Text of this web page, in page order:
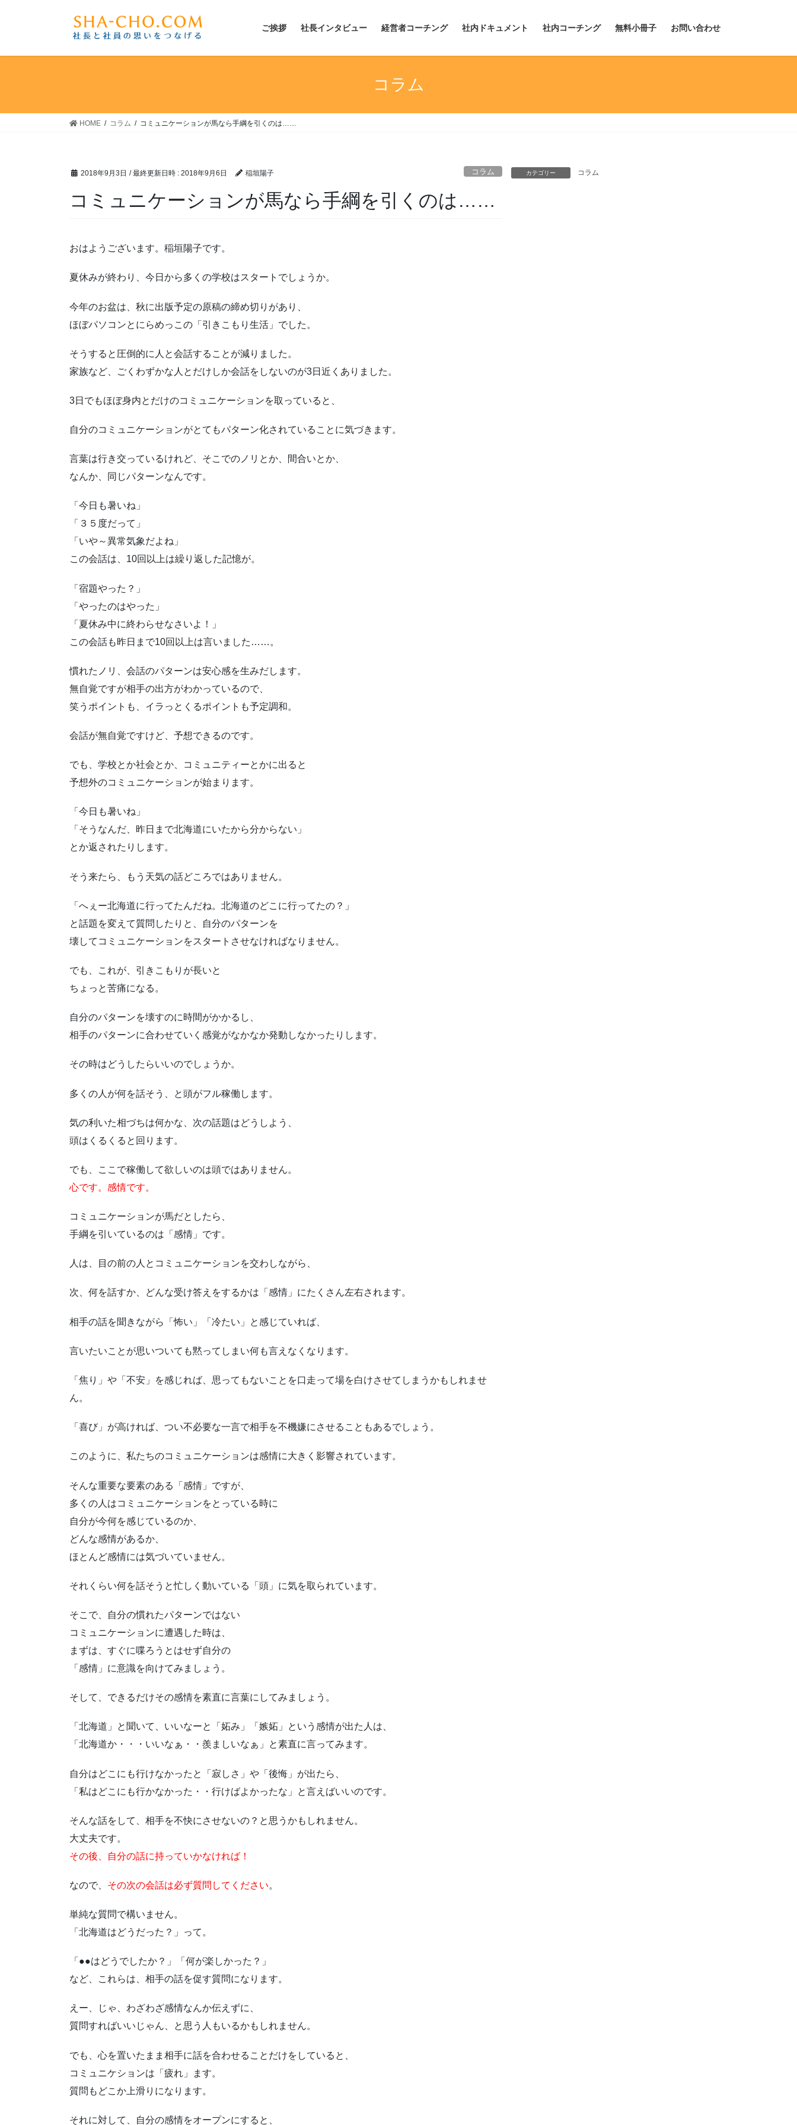
ご挨拶 社長インタビュー 経営者コーチング 社内ドキュメント 社内コーチング 無料小冊子 お問い合わせ
コラム
HOME コラム コミュニケーションが馬なら手綱を引くのは……
2018年9月3日 / 最終更新日時 : 2018年9月6日 稲垣陽子 コラム
コミュニケーションが馬なら手綱を引くのは……
おはようございます。稲垣陽子です。
夏休みが終わり、今日から多くの学校はスタートでしょうか。
今年のお盆は、秋に出版予定の原稿の締め切りがあり、
ほぼパソコンとにらめっこの「引きこもり生活」でした。
そうすると圧倒的に人と会話することが減りました。
家族など、ごくわずかな人とだけしか会話をしないのが3日近くありました。
3日でもほぼ身内とだけのコミュニケーションを取っていると、
自分のコミュニケーションがとてもパターン化されていることに気づきます。
言葉は行き交っているけれど、そこでのノリとか、間合いとか、
なんか、同じパターンなんです。
「今日も暑いね」
「３５度だって」
「いや～異常気象だよね」
この会話は、10回以上は繰り返した記憶が。
「宿題やった？」
「やったのはやった」
「夏休み中に終わらせなさいよ！」
この会話も昨日まで10回以上は言いました……。
慣れたノリ、会話のパターンは安心感を生みだします。
無自覚ですが相手の出方がわかっているので、
笑うポイントも、イラっとくるポイントも予定調和。
会話が無自覚ですけど、予想できるのです。
でも、学校とか社会とか、コミュニティーとかに出ると
予想外のコミュニケーションが始まります。
「今日も暑いね」
「そうなんだ、昨日まで北海道にいたから分からない」
とか返されたりします。
そう来たら、もう天気の話どころではありません。
「へぇー北海道に行ってたんだね。北海道のどこに行ってたの？」
と話題を変えて質問したりと、自分のパターンを
壊してコミュニケーションをスタートさせなければなりません。
でも、これが、引きこもりが長いと
ちょっと苦痛になる。
自分のパターンを壊すのに時間がかかるし、
相手のパターンに合わせていく感覚がなかなか発動しなかったりします。
その時はどうしたらいいのでしょうか。
多くの人が何を話そう、と頭がフル稼働します。
気の利いた相づちは何かな、次の話題はどうしよう、
頭はくるくると回ります。
でも、ここで稼働して欲しいのは頭ではありません。
心です。感情です。
コミュニケーションが馬だとしたら、
手綱を引いているのは「感情」です。
人は、目の前の人とコミュニケーションを交わしながら、
次、何を話すか、どんな受け答えをするかは「感情」にたくさん左右されます。
相手の話を聞きながら「怖い」「冷たい」と感じていれば、
言いたいことが思いついても黙ってしまい何も言えなくなります。
「焦り」や「不安」を感じれば、思ってもないことを口走って場を白けさせてしまうかもしれませ
ん。
「喜び」が高ければ、つい不必要な一言で相手を不機嫌にさせることもあるでしょう。
このように、私たちのコミュニケーションは感情に大きく影響されています。
そんな重要な要素のある「感情」ですが、
多くの人はコミュニケーションをとっている時に
自分が今何を感じているのか、
どんな感情があるか、
ほとんど感情には気づいていません。
それくらい何を話そうと忙しく動いている「頭」に気を取られています。
そこで、自分の慣れたパターンではない
コミュニケーションに遭遇した時は、
まずは、すぐに喋ろうとはせず自分の
「感情」に意識を向けてみましょう。
そして、できるだけその感情を素直に言葉にしてみましょう。
「北海道」と聞いて、いいなーと「妬み」「嫉妬」という感情が出た人は、
「北海道か・・・いいなぁ・・羨ましいなぁ」と素直に言ってみます。
自分はどこにも行けなかったと「寂しさ」や「後悔」が出たら、
「私はどこにも行かなかった・・行けばよかったな」と言えばいいのです。
そんな話をして、相手を不快にさせないの？と思うかもしれません。
大丈夫です。
その後、自分の話に持っていかなければ！
なので、 その次の会話は必ず質問してください。
単純な質問で構いません。
「北海道はどうだった？」って。
「●●はどうでしたか？」「何が楽しかった？」
など、これらは、相手の話を促す質問になります。
えー、じゃ、わざわざ感情なんか伝えずに、
質問すればいいじゃん、と思う人もいるかもしれません。
でも、心を置いたまま相手に話を合わせることだけをしていると、
コミュニケションは「疲れ」ます。
質問もどこか上滑りになります。
それに対して、自分の感情をオープンにすると、
カテゴリー コラム